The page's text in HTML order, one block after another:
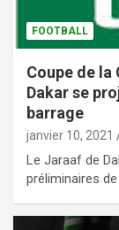
FOOTBALL
Coupe de la
Dakar se
barrage
janvier 10, 2021
Le Jaraaf de
préliminaires